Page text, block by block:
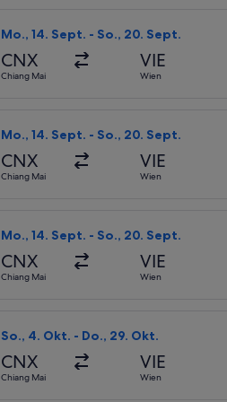
Mo., 14. Sept. - So., 20. Sept.
CNX
Chiang Mai
VIE
Wien
Mo., 14. Sept. - So., 20. Sept.
CNX
Chiang Mai
VIE
Wien
Mo., 14. Sept. - So., 20. Sept.
CNX
Chiang Mai
VIE
Wien
So., 4. Okt. - Do., 29. Okt.
CNX
Chiang Mai
VIE
Wien